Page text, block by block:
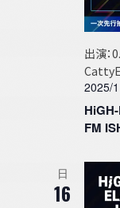
2025/
FM
出演
日
16